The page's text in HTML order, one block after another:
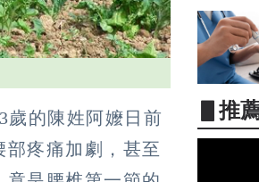
歲的陳姓阿嬤日前
疼痛加劇，甚至
▋推